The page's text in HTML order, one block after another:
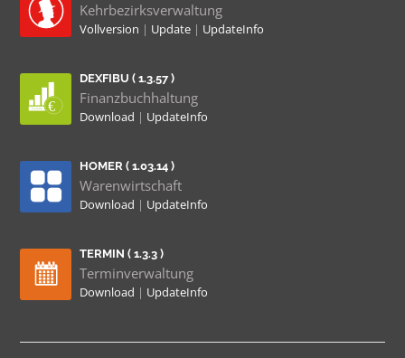
Kehrbezirksverwaltung
Vollversion | Update | UpdateInfo
DEXFIBU ( 1.3.57 )
Finanzbuchhaltung
Download | UpdateInfo
HOMER ( 1.03.14 )
Warenwirtschaft
Download | UpdateInfo
TERMIN ( 1.3.3 )
Terminverwaltung
Download | UpdateInfo